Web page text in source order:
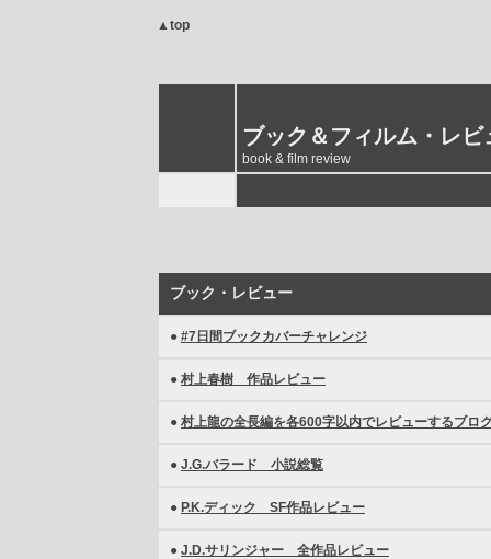
▲top
ブック＆フィルム・レビ
book & film review
ブック・レビュー
● #7日間ブックカバーチャレンジ
● 村上春樹 作品レビュー
● 村上龍の全長編を各600字以内でレビューするブロ
● J.G.バラード 小説総覧
● P.K.ディック SF作品レビュー
● J.D.サリンジャー 全作品レビュー